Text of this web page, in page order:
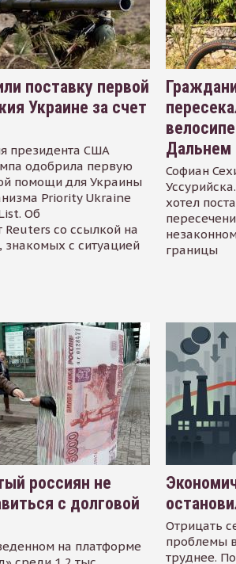
поставку первой
Украине за счет
президента США
одобрила первую
помощи для Украины
Priority Ukraine
Об
Reuters со ссылкой на
знакомых с ситуацией
Дальнем
Софиан
хотел
границы
россиян не
с долговой
на платформе
Отрицать
проблемы
труднее.